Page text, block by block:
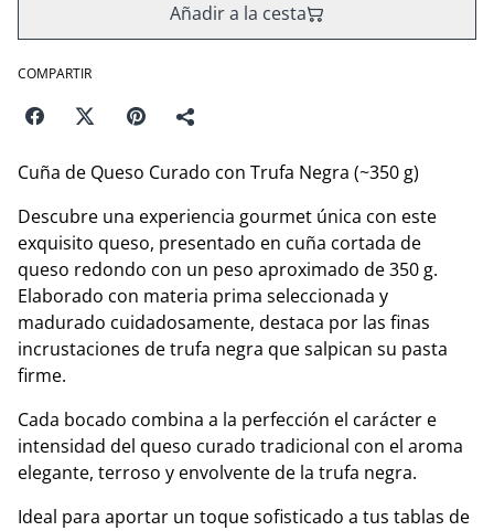
Añadir a la cesta
COMPARTIR
Cuña de Queso Curado con Trufa Negra (~350 g)
Descubre una experiencia gourmet única con este
exquisito queso, presentado en cuña cortada de
queso redondo con un peso aproximado de 350 g.
Elaborado con materia prima seleccionada y
madurado cuidadosamente, destaca por las finas
incrustaciones de trufa negra que salpican su pasta
firme.
Cada bocado combina a la perfección el carácter e
intensidad del queso curado tradicional con el aroma
elegante, terroso y envolvente de la trufa negra.
Ideal para aportar un toque sofisticado a tus tablas de